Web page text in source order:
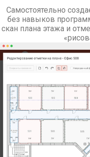
Самостоятельно
без навыков
скан плана этажа и